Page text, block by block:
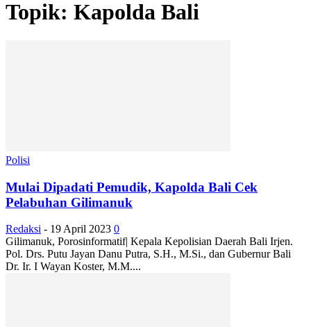
Topik: Kapolda Bali
Polisi
Mulai Dipadati Pemudik, Kapolda Bali Cek
Pelabuhan Gilimanuk
Redaksi - 19 April 2023 0
Gilimanuk, Porosinformatif| Kepala Kepolisian Daerah Bali Irjen.
Pol. Drs. Putu Jayan Danu Putra, S.H., M.Si., dan Gubernur Bali
Dr. Ir. I Wayan Koster, M.M....